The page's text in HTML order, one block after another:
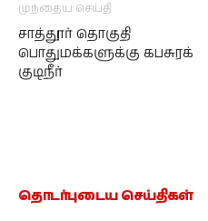
முந்தைய செய்தி
சாத்தூர் தொகுதி
பொதுமக்களுக்கு கபசுரக்
குடிநீர்
தொடர்புடைய செய்திகள்